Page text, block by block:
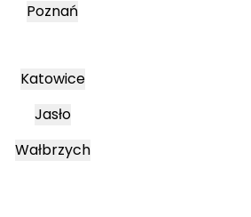
Poznań
Katowice
Jasło
Wałbrzych